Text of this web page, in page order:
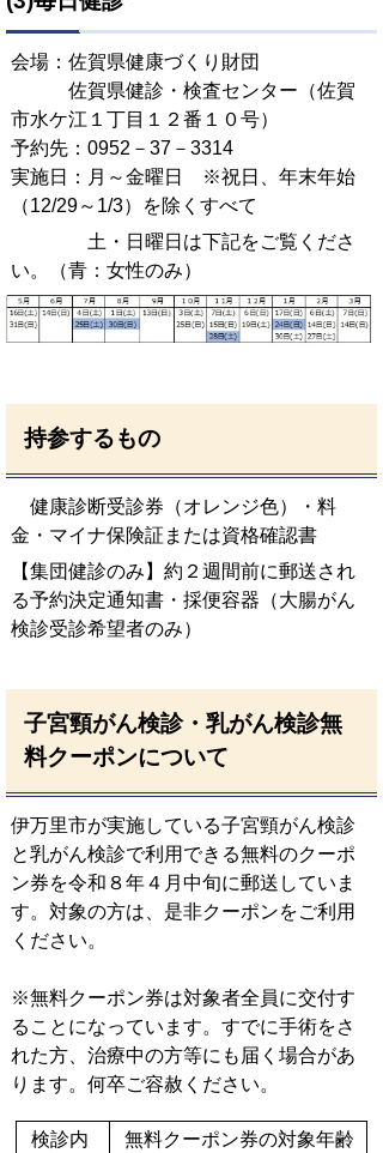
会場：佐賀県健康づくり財団
佐賀県健診・検査センター（佐賀
市水ケ江１丁目１２番１０号）
予約先：0952－37－3314
実施日：月～金曜日 ※祝日、年末年始
（12/29～1/3）を除くすべて
土・日曜日は下記をご覧くださ
い。（青：女性のみ）
持参するもの
健康診断受診券（オレンジ色）・料
金・マイナ保険証または資格確認書
【集団健診のみ】約２週間前に郵送され
る予約決定通知書・採便容器（大腸がん
検診受診希望者のみ）
子宮頸がん検診・乳がん検診無
料クーポンについて
伊万里市が実施している子宮頸がん検診
と乳がん検診で利用できる無料のクーポ
ン券を令和８年４月中旬に郵送していま
す。対象の方は、是非クーポンをご利用
ください。
※無料クーポン券は対象者全員に交付す
ることになっています。すでに手術をさ
れた方、治療中の方等にも届く場合があ
ります。何卒ご容赦ください。
検診内
無料クーポン券の対象年齢